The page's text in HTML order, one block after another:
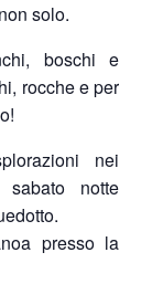
solo.
boschi e
rocche e per
nei
notte
presso la